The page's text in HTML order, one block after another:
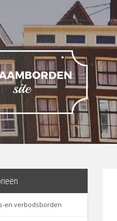
en verbodsborden